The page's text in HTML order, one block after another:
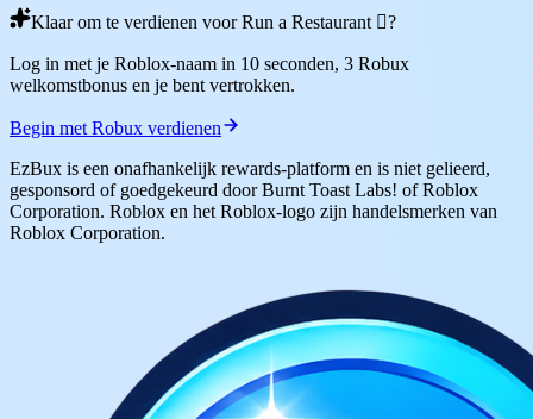
Klaar om te verdienen voor Run a Restaurant 🏻?
Log in met je Roblox-naam in 10 seconden, 3 Robux
welkomstbonus en je bent vertrokken.
Begin met Robux verdienen
EzBux is een onafhankelijk rewards-platform en is niet gelieerd,
gesponsord of goedgekeurd door Burnt Toast Labs! of Roblox
Corporation. Roblox en het Roblox-logo zijn handelsmerken van
Roblox Corporation.